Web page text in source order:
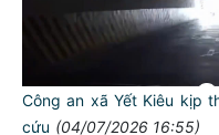
Công an xã Yết Kiêu kịp
cứu (04/07/2026 16:55)